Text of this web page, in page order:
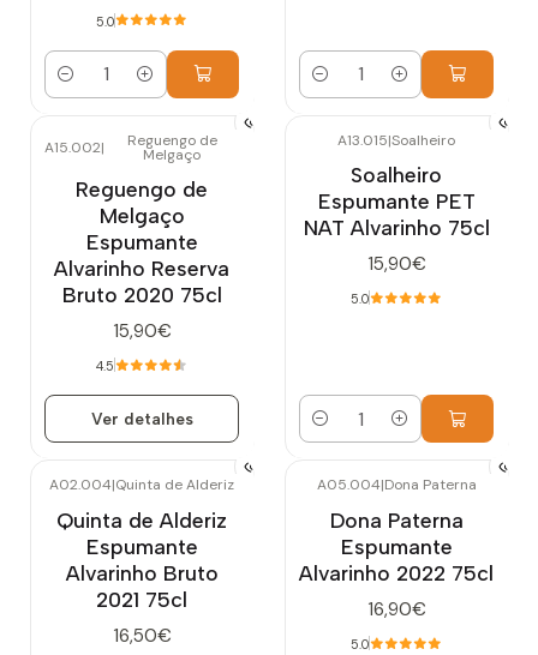
5.0
Quantidade Quantidade
Esgotado
A15.002| Reguengo de
Melgaço
Reguengo de
Melgaço
Espumante
Alvarinho Reserva
Bruto 2020 75cl
15,90€
4.5
Ver detalhes
A13.015|Soalheiro
Soalheiro
Espumante PET
NAT Alvarinho 75cl
15,90€
5.0
Quantidade
A02.004|Quinta de Alderiz
Quinta de Alderiz
Espumante
Alvarinho Bruto
2021 75cl
16,50€
A05.004|Dona Paterna
Dona Paterna
Espumante
Alvarinho 2022 75cl
16,90€
5.0